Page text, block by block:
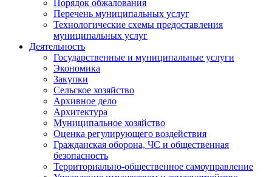
Порядок обжалования
Перечень муниципальных услуг
Технологические схемы предоставления
муниципальных услуг
Деятельность
Государственные и муниципальные услуги
Экономика
Закупки
Сельское хозяйство
Архивное дело
Архитектура
Муниципальное хозяйство
Оценка регулирующего воздействия
Гражданская оборона, ЧС и общественная
безопасность
Территориально-общественное самоуправление